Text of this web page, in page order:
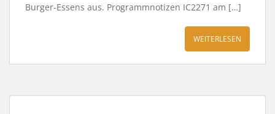
Burger-Essens aus. Programmnotizen IC2271 am […]
WEITERLESEN